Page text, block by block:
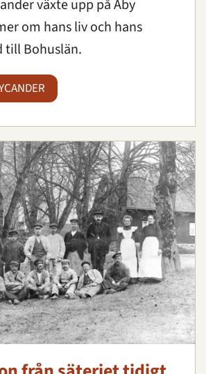
växte upp på Åby
om hans liv och hans
till Bohuslän.